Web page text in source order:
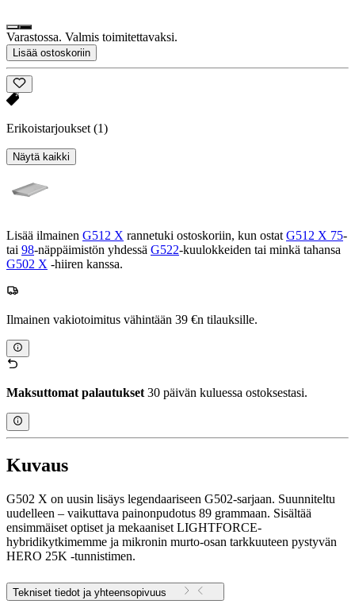
Varastossa. Valmis toimitettavaksi.
Lisää ostoskoriin
Erikoistarjoukset (1)
Näytä kaikki
Lisää ilmainen G512 X rannetuki ostoskoriin, kun ostat G512 X 75-
tai 98-näppäimistön yhdessä G522-kuulokkeiden tai minkä tahansa
G502 X -hiiren kanssa.
Ilmainen vakiotoimitus vähintään 39 €n tilauksille.
Maksuttomat palautukset30 päivän kuluessa ostoksestasi.
Kuvaus
G502 X on uusin lisäys legendaariseen G502-sarjaan. Suunniteltu
uudelleen – vaikuttava painonpudotus 89 grammaan. Sisältää
ensimmäiset optiset ja mekaaniset LIGHTFORCE-
hybridikytkimemme ja mikronin murto-osan tarkkuuteen pystyvän
HERO 25K -tunnistimen.
Tekniset tiedot ja yhteensopivuus